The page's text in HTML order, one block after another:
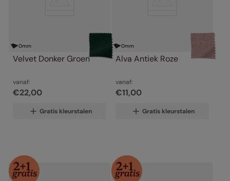
0mm
Velvet Donker Groen
vanaf:
€22,00
Gratis kleurstalen
0mm
Alva Antiek Roze
vanaf:
€11,00
Gratis kleurstalen